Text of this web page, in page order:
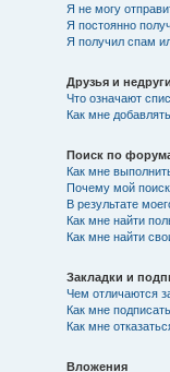
Я не могу
Я постоянно
Я получил спам
Друзья и недруги
Что означают
Как мне
Поиск по
Как мне
Почему мой поиск
В результате
Как мне найти
Как мне найти
Закладки и
Чем отличаются
Как мне
Как мне
Вложения